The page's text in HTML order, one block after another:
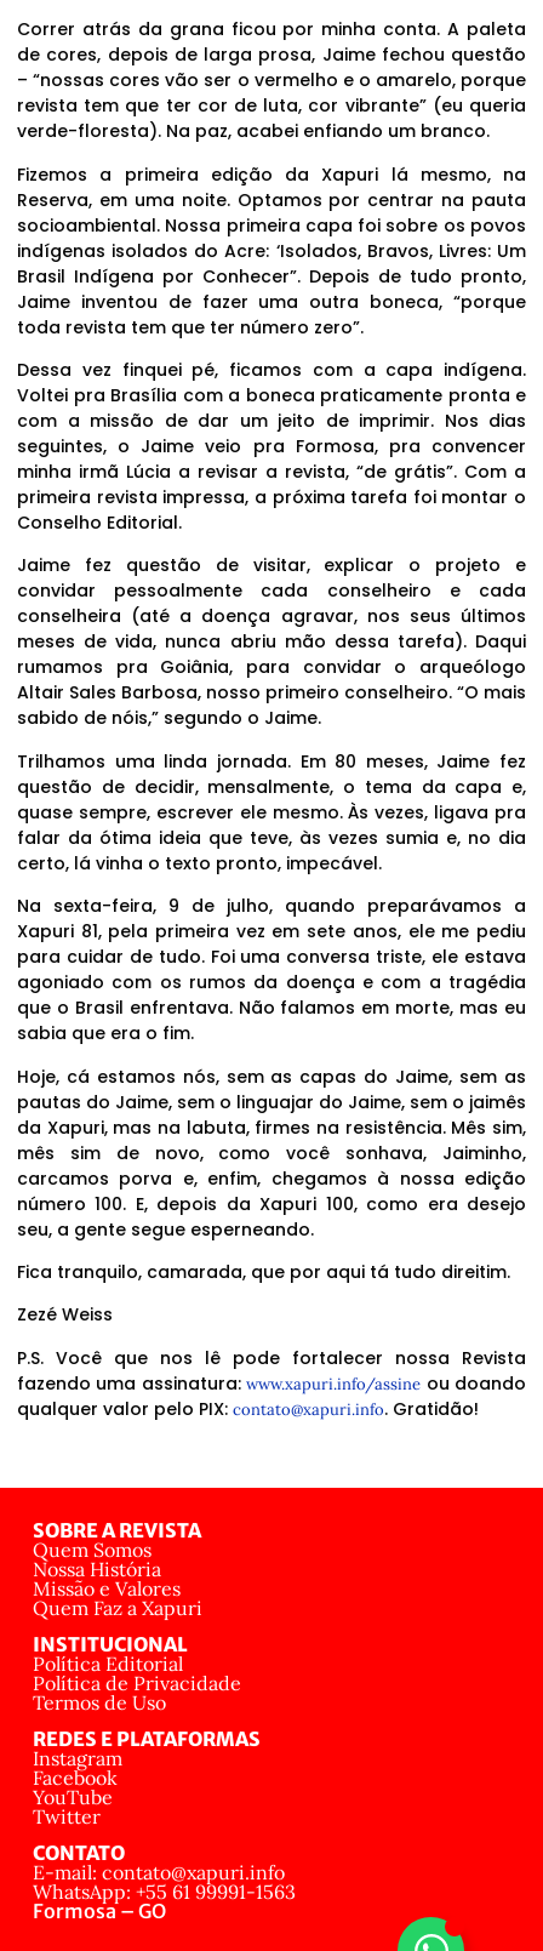
Correr atrás da grana ficou por minha conta. A paleta
de cores, depois de larga prosa, Jaime fechou questão
– “nossas cores vão ser o vermelho e o amarelo, porque
revista tem que ter cor de luta, cor vibrante” (eu queria
verde-floresta). Na paz, acabei enfiando um branco.
Fizemos a primeira edição da Xapuri lá mesmo, na
Reserva, em uma noite. Optamos por centrar na pauta
socioambiental. Nossa primeira capa foi sobre os povos
indígenas isolados do Acre: ‘Isolados, Bravos, Livres: Um
Brasil Indígena por Conhecer”. Depois de tudo pronto,
Jaime inventou de fazer uma outra boneca, “porque
toda revista tem que ter número zero”.
Dessa vez finquei pé, ficamos com a capa indígena.
Voltei pra Brasília com a boneca praticamente pronta e
com a missão de dar um jeito de imprimir. Nos dias
seguintes, o Jaime veio pra Formosa, pra convencer
minha irmã Lúcia a revisar a revista, “de grátis”. Com a
primeira revista impressa, a próxima tarefa foi montar o
Conselho Editorial.
Jaime fez questão de visitar, explicar o projeto e
convidar pessoalmente cada conselheiro e cada
conselheira (até a doença agravar, nos seus últimos
meses de vida, nunca abriu mão dessa tarefa). Daqui
rumamos pra Goiânia, para convidar o arqueólogo
Altair Sales Barbosa, nosso primeiro conselheiro. “O mais
sabido de nóis,” segundo o Jaime.
Trilhamos uma linda jornada. Em 80 meses, Jaime fez
questão de decidir, mensalmente, o tema da capa e,
quase sempre, escrever ele mesmo. Às vezes, ligava pra
falar da ótima ideia que teve, às vezes sumia e, no dia
certo, lá vinha o texto pronto, impecável.
Na sexta-feira, 9 de julho, quando preparávamos a
Xapuri 81, pela primeira vez em sete anos, ele me pediu
para cuidar de tudo. Foi uma conversa triste, ele estava
agoniado com os rumos da doença e com a tragédia
que o Brasil enfrentava. Não falamos em morte, mas eu
sabia que era o fim.
Hoje, cá estamos nós, sem as capas do Jaime, sem as
pautas do Jaime, sem o linguajar do Jaime, sem o jaimês
da Xapuri, mas na labuta, firmes na resistência. Mês sim,
mês sim de novo, como você sonhava, Jaiminho,
carcamos porva e, enfim, chegamos à nossa edição
número 100. E, depois da Xapuri 100, como era desejo
seu, a gente segue esperneando.
Fica tranquilo, camarada, que por aqui tá tudo direitim.
Zezé Weiss
P.S. Você que nos lê pode fortalecer nossa Revista
fazendo uma assinatura:www.xapuri.info/assine ou doando
qualquer valor pelo PIX: contato@xapuri.info. Gratidão!
SOBRE A REVISTA
Quem Somos
Nossa História
Missão e Valores
Quem Faz a Xapuri
INSTITUCIONAL
Política Editorial
Política de Privacidade
Termos de Uso
REDES E PLATAFORMAS
Instagram
Facebook
YouTube
Twitter
CONTATO
E-mail: contato@xapuri.info
WhatsApp: +55 61 99991-1563
Formosa – GO